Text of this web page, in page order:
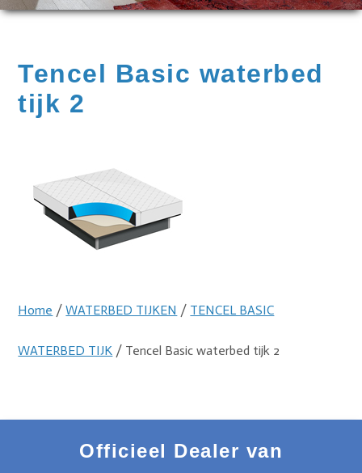
Tencel Basic waterbed
tijk 2
Home /WATERBED TIJKEN / TENCEL BASIC
WATERBED TIJK / Tencel Basic waterbed tijk 2
Officieel Dealer van